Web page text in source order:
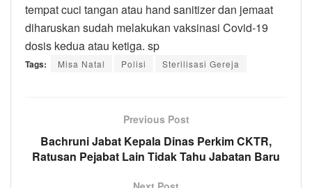
tempat cuci tangan atau hand sanitizer dan jemaat
diharuskan sudah melakukan vaksinasi Covid-19
dosis kedua atau ketiga. sp
Tags: Misa Natal Polisi Sterilisasi Gereja
Previous Post
Bachruni Jabat Kepala Dinas Perkim CKTR,
Ratusan Pejabat Lain Tidak Tahu Jabatan Baru